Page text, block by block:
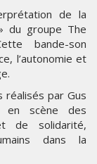
de la
du groupe The
bande-son
l’autonomie et
réalisés par Gus
en scène des
de solidarité,
dans la